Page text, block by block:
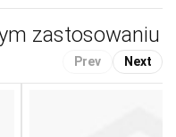
zastosowaniu
Prev Next